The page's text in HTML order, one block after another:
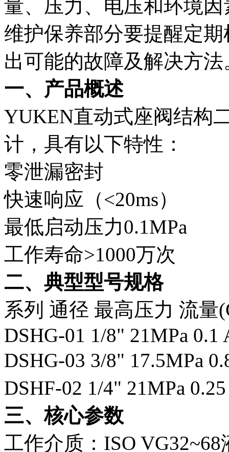
量、压力、电压和环境
维护保养部分要提醒定
出可能的故障及解决方法
一、产品概述
YUKEN直动式座阀结构
计，具有以下特性：
零泄漏密封
快速响应（<20ms）
最低启动压力0.1MPa
工作寿命>1000万次
二、典型型号规格
系列 通径 最高压力 流量
DSHG-01 1/8" 21MPa 0.1
DSHG-03 3/8" 17.5MPa
DSHF-02 1/4" 21MPa 0.25
三、核心参数
工作介质：ISO VG32~68